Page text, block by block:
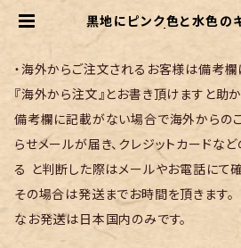
黒地にピンク色と水色
・海外からご注文されるお客様は備考欄
『海外から注文』とお書き頂けますと助か
備考欄に記載がない場合で海外からの
らせメールが届き、クレジットカードな
る と判断した際はメールやお電話にて
その場合は発送までお時間を頂きます。
なお発送は日本国内のみです。